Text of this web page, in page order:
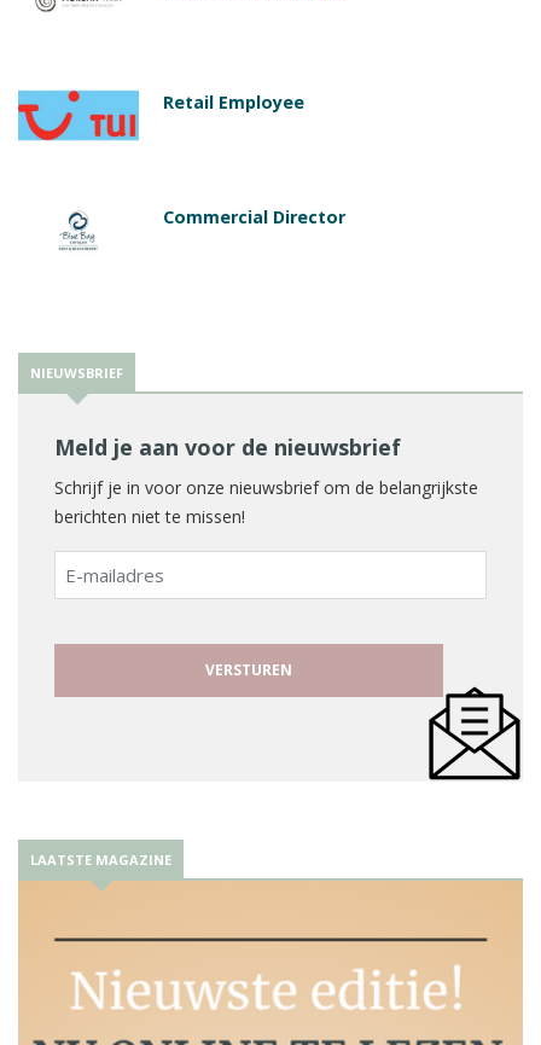
Retail Employee
Commercial Director
NIEUWSBRIEF
Meld je aan voor de nieuwsbrief
Schrijf je in voor onze nieuwsbrief om de belangrijkste
berichten niet te missen!
E-
mailadres
LAATSTE MAGAZINE